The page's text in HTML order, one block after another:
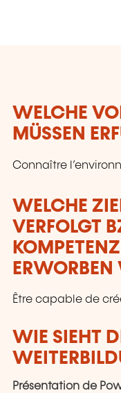
WELCHE
MÜSSEN
Connaître
WELCHE
VERFOLGT
Être capable de
WIE SIEHT
Présentation de